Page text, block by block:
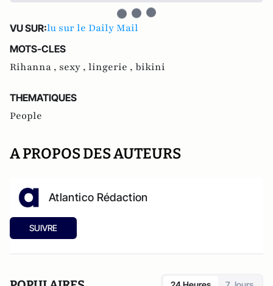
VU SUR:lu sur le Daily Mail
MOTS-CLES
Rihanna , sexy , lingerie , bikini
THEMATIQUES
People
A PROPOS DES AUTEURS
Atlantico Rédaction
SUIVRE